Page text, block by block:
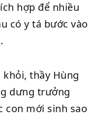
hợp để nhiều
có y tá bước vào
thầy Hùng
dưng trưởng
con mới sinh sao